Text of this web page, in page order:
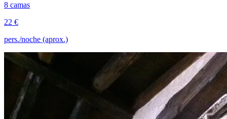
8 camas
22 €
pers./noche (aprox.)